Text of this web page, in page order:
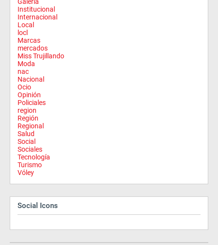
Institucional
Internacional
Local
locl
Marcas
mercados
Miss Trujillando
Moda
nac
Nacional
Ocio
Opinión
Policiales
region
Región
Regional
Salud
Social
Sociales
Tecnología
Turismo
Vóley
Social Icons